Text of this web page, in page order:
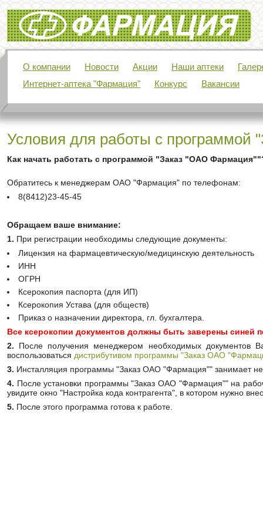
Фармация
О компании Новости Акции Наши аптеки
Интернет-аптека "Фармация"
Конкурс Вакансии
Условия для работы с
Как начать работать с программой "Заказ "ОАО
Обратитесь к менеджерам ОАО "Фармация" по телефонам:
8(8412)23-45-45
Обращаем ваше внимание:
1. При регистрации необходимы следующие документы:
Лицензия на фармацевтическую/медицинскую деятельность
ИНН
ОГРН
Ксерокопия паспорта (для ИП)
Ксерокопия Устава (для обществ)
Приказ о назначении директора, гл. бухгалтера.
Все ксерокопии документов должны быть заверены синей
2. После получения менеджером необходимых документов
воспользоваться дистрибутивом программы "Заказ ОАО
3. Инсталляция программы "Заказ ОАО "Фармация"" занимает
4. После установки программы "Заказ ОАО "Фармация"" на
увидите окно "Настройка кода контрагента", в котором нужно
5. После этого программа готова к работе.